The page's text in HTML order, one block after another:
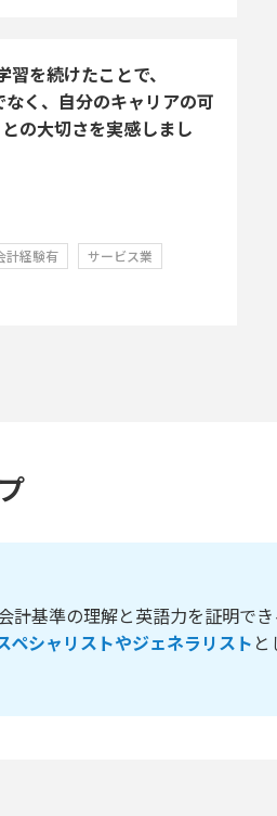
を続けたことで、
なく、自分のキャリアの可
の大切さを実感しまし
計経験有
サービス業
計基準の理解と英語力を証明でき
ペシャリストやジェネラリスト と